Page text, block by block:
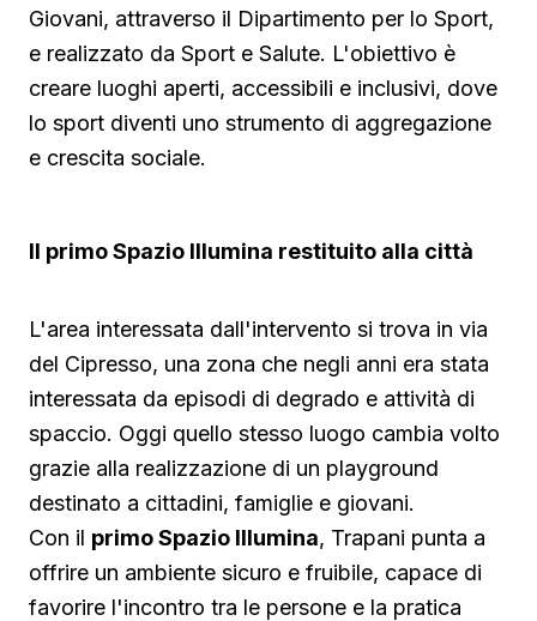
Giovani, attraverso il Dipartimento per lo Sport,
e realizzato da Sport e Salute. L'obiettivo è
creare luoghi aperti, accessibili e inclusivi, dove
lo sport diventi uno strumento di aggregazione
e crescita sociale.
Il primo Spazio Illumina restituito alla città
L'area interessata dall'intervento si trova in via
del Cipresso, una zona che negli anni era stata
interessata da episodi di degrado e attività di
spaccio. Oggi quello stesso luogo cambia volto
grazie alla realizzazione di un playground
destinato a cittadini, famiglie e giovani.
Con il primo Spazio Illumina, Trapani punta a
offrire un ambiente sicuro e fruibile, capace di
favorire l'incontro tra le persone e la pratica